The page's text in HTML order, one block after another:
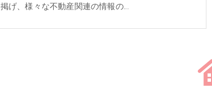
掲げ、様々な不動産関連の情報の…